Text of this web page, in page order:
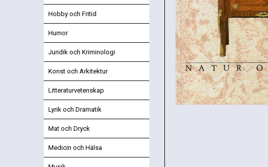
Hobby och Fritid
Humor
Juridik och Kriminologi
Konst och Arkitektur
Litteraturvetenskap
Lyrik och Dramatik
Mat och Dryck
Medicin och Hälsa